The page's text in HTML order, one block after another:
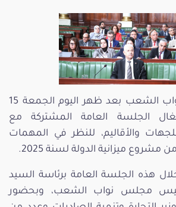
واصل مجلس نواب الشعب بعد ظهر اليوم الجمعة 15
2024 أشغال الجلسة العامة المشتركة مع
والأقاليم، للنظر في المهمات
ميزانية الدولة لسنة 2025.
هذه الجلسة العامة برئاسة السيد
رئيس مجلس نواب الشعب، وبحضور